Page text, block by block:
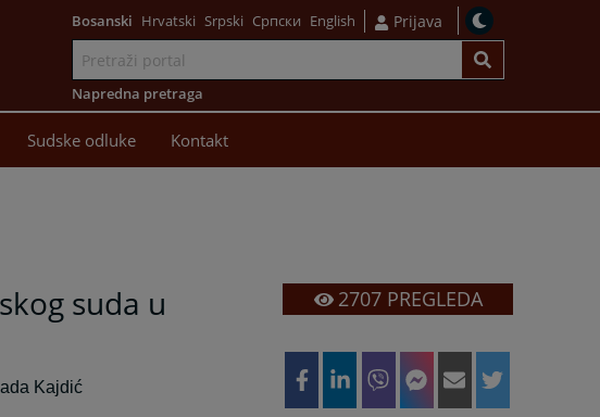
Bosanski Hrvatski Srpski Српски English Prijava
Napredna pretraga
Sudske odluke Kontakt
suda u
Kajdić
2707PREGLEDA